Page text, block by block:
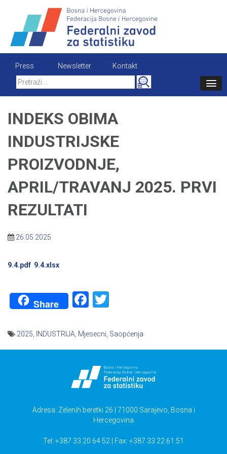
content
Press Newsletter
Kontakt
Search
for:
INDEKS OBIMA
INDUSTRIJSKE
PROIZVODNJE,
APRIL/TRAVANJ 2025. PRVI
REZULTATI
26.05.2025
9.4.pdf 9.4.xlsx
Share Facebook
2025 INDUSTRIJA Mjesecni Saopćenja
Adresa: Zelenih beretki 26 | 71000 Sarajevo, Bosna i
Hercegovina
Tel: +387 33 20 64 52 | Fax: +387 33 22 61 51